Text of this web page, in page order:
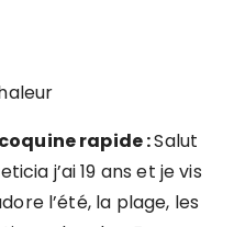
rapide :Salut
j’ai 19 ans et je vis
l’été, la plage, les